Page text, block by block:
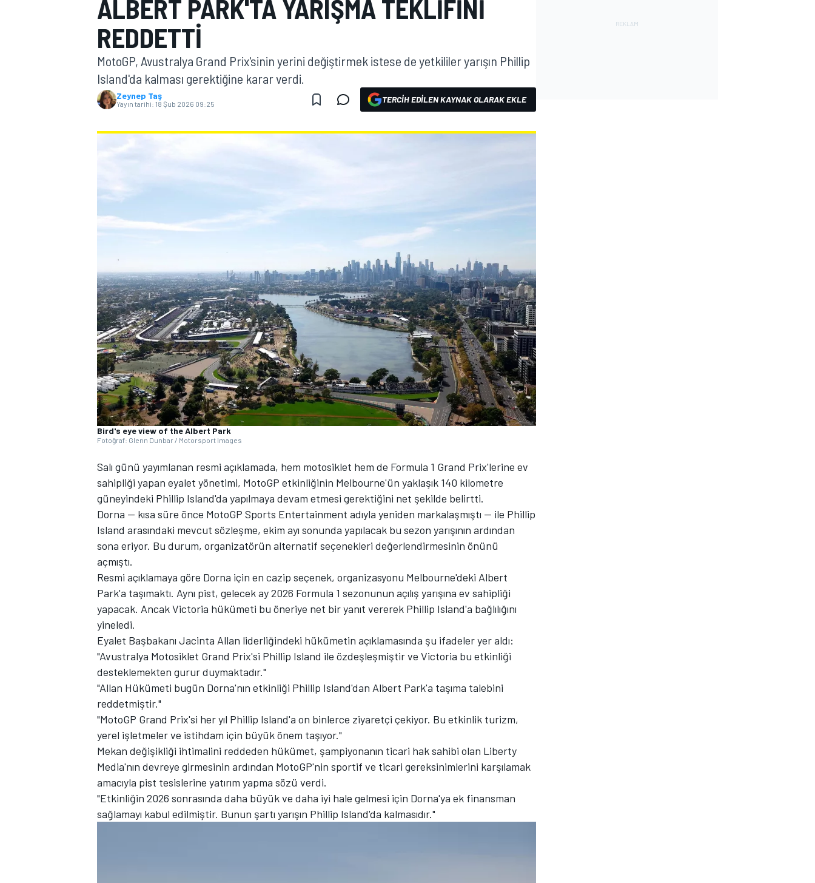
MOTOGP
WORLD SUPERBIKE
WRC
TÜRK SPORCULAR
ALBERT PARK'TA YARIŞMA TEKLIFINI
REDDETTI
MotoGP, Avustralya Grand Prix'sinin yerini değiştirmek istese de yetkililer yarışın Phillip
Island'da kalması gerektiğine karar verdi.
Zeynep Taş
Yayın tarihi: 18 Şub 2026 09:25 TERCIH EDILEN KAYNAK OLARAK EKLE
Bird's eye view of the Albert Park
Fotoğraf: Glenn Dunbar / Motorsport Images
Salı günü yayımlanan resmi açıklamada, hem motosiklet hem de Formula 1 Grand Prix'lerine ev
sahipliği yapan eyalet yönetimi, MotoGP etkinliğinin Melbourne'ün yaklaşık 140 kilometre
güneyindeki Phillip Island'da yapılmaya devam etmesi gerektiğini net şekilde belirtti.
Dorna — kısa süre önce MotoGP Sports Entertainment adıyla yeniden markalaşmıştı — ile Phillip
Island arasındaki mevcut sözleşme, ekim ayı sonunda yapılacak bu sezon yarışının ardından
sona eriyor. Bu durum, organizatörün alternatif seçenekleri değerlendirmesinin önünü
açmıştı.
Resmi açıklamaya göre Dorna için en cazip seçenek, organizasyonu Melbourne'deki Albert
Park'a taşımaktı. Aynı pist, gelecek ay 2026 Formula 1 sezonunun açılış yarışına ev sahipliği
yapacak. Ancak Victoria hükümeti bu öneriye net bir yanıt vererek Phillip Island'a bağlılığını
yineledi.
Eyalet Başbakanı Jacinta Allan liderliğindeki hükümetin açıklamasında şu ifadeler yer aldı:
"Avustralya Motosiklet Grand Prix'si Phillip Island ile özdeşleşmiştir ve Victoria bu etkinliği
desteklemekten gurur duymaktadır."
"Allan Hükümeti bugün Dorna'nın etkinliği Phillip Island'dan Albert Park'a taşıma talebini
reddetmiştir."
"MotoGP Grand Prix'si her yıl Phillip Island'a on binlerce ziyaretçi çekiyor. Bu etkinlik turizm,
yerel işletmeler ve istihdam için büyük önem taşıyor."
Mekan değişikliği ihtimalini reddeden hükümet, şampiyonanın ticari hak sahibi olan Liberty
Media'nın devreye girmesinin ardından MotoGP'nin sportif ve ticari gereksinimlerini karşılamak
amacıyla pist tesislerine yatırım yapma sözü verdi.
"Etkinliğin 2026 sonrasında daha büyük ve daha iyi hale gelmesi için Dorna'ya ek finansman
sağlamayı kabul edilmiştir. Bunun şartı yarışın Phillip Island'da kalmasıdır."